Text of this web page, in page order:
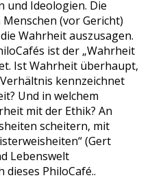
und Ideologien. Die
(vor Gericht)
Wahrheit auszusagen.
ist der „Wahrheit
Ist Wahrheit überhaupt,
kennzeichnet
Und in welchem
mit der Ethik? An
scheitern, mit
(Gert
Lebenswelt
PhiloCafé..